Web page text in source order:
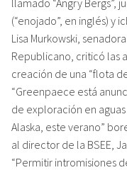
(“enojado”, en inglés) y
Lisa Murkowski,
Republicano, criticó las
creación de una “flota
“Greenpaece está
de exploración en
Alaska, este verano”
al director de la BSEE,
“Permitir intromisiones